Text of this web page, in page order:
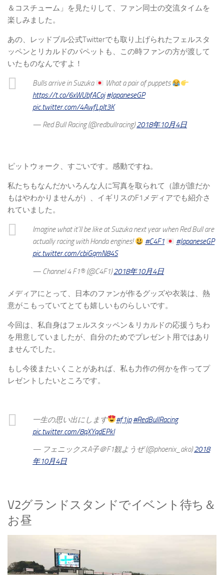
＆コスチューム」を見たりして、ファン同士の交流タイムを
楽しみました。
あの、レッドブル公式Twitterでも取り上げられたフェルスタ
ッペンとリカルドのパペットも、この時ファンの方が渡して
いたものなんですよ！
Bulls arrive in Suzuka
What a pair of puppets
https://t.co/6xWUbfACoj #JapaneseGP
pic.twitter.com/4AwfLpIt3K
— Red Bull Racing (@redbullracing)2018年10月4日
ピットウォーク、すごいです。感動ですね。
私たちもなんだかいろんな人に写真を取られて（誰が誰だか
もはやわかりませんが）、イギリスのF1メディアでも紹介さ
れていました。
Imagine what it’ll be like at Suzuka next year when Red Bull are
actually racing with Honda engines!
#C4F1
#JapaneseGP
pic.twitter.com/cbiGqmN84S
— Channel 4 F1® (@C4F1)2018年10月4日
メディアにとって、日本のファンが作るグッズや衣装は、熱
意がこもっていてとても嬉しいものらしいです。
今回は、私自身はフェルスタッペン＆リカルドの応援うちわ
を用意していましたが、自分のためでプレゼント用ではあり
ませんでした。
もし今後またいくことがあれば、私も力作の何かを作ってプ
レゼントしたいところです。
一生の思い出にします #f1jp #RedBullRacing
pic.twitter.com/8qXYqdEPkI
— フェニックスA子＠F1観ようぜ (@phoenix_ako)2018
年10月4日
V2グランドスタンドでイベント待ち＆
お昼